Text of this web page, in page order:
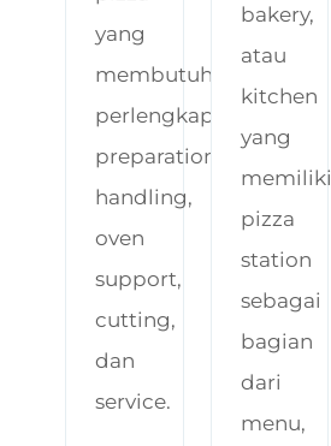
yang
membutuhkan
perlengkapan
preparation,
handling,
oven
support,
cutting,
dan
service.
bakery,
atau
kitchen
yang
memiliki
pizza
station
sebagai
bagian
dari
menu,